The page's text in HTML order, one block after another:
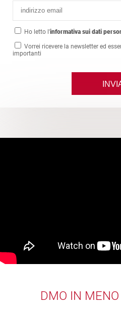
Ho letto l'informativa sui dati
Vorrei ricevere la newsletter ed
importanti
DMO IN